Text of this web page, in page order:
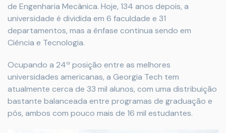
de Engenharia Mecânica. Hoje, 134 anos depois, a
universidade é dividida em 6 faculdade e 31
departamentos, mas a ênfase continua sendo em
Ciência e Tecnologia.
Ocupando a 24ª posição entre as melhores
universidades americanas, a Georgia Tech tem
atualmente cerca de 33 mil alunos, com uma distribuição
bastante balanceada entre programas de graduação e
pós, ambos com pouco mais de 16 mil estudantes.